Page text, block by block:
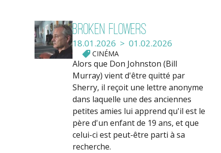
Broken Flowers
18.01.2026 > 01.02.2026
CINÉMA
Alors que Don Johnston (Bill
Murray) vient d'être quitté par
Sherry, il reçoit une lettre anonyme
dans laquelle une des anciennes
petites amies lui apprend qu'il est le
père d'un enfant de 19 ans, et que
celui-ci est peut-être parti à sa
recherche.